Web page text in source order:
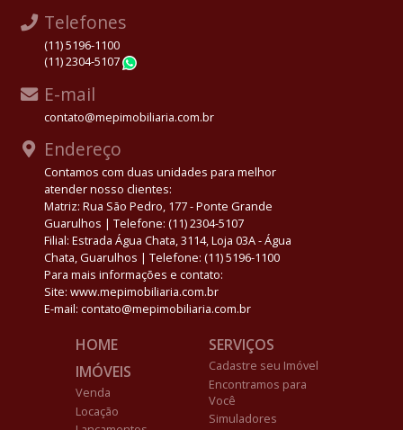
Telefones
(11) 5196-1100
(11) 2304-5107
E-mail
contato@mepimobiliaria.com.br
Endereço
Contamos com duas unidades para melhor
atender nosso clientes:
Matriz: Rua São Pedro, 177 - Ponte Grande
Guarulhos | Telefone: (11) 2304-5107
Filial: Estrada Água Chata, 3114, Loja 03A - Água
Chata, Guarulhos | Telefone: (11) 5196-1100
Para mais informações e contato:
Site: www.mepimobiliaria.com.br
E-mail: contato@mepimobiliaria.com.br
HOME
IMÓVEIS
Venda
Locação
SERVIÇOS
Cadastre seu Imóvel
Encontramos para
Você
Simuladores